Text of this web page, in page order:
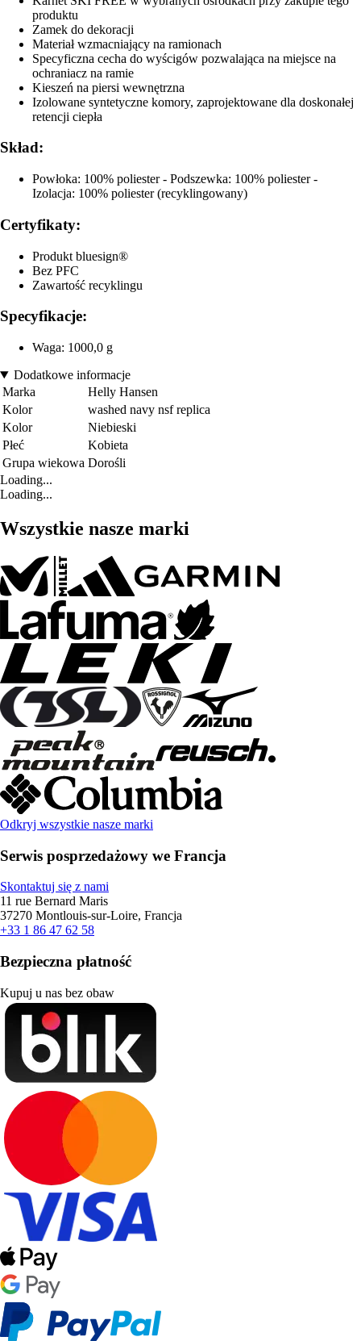
produktu
Zamek do dekoracji
Materiał wzmacniający na ramionach
Specyficzna cecha do wyścigów pozwalająca na miejsce na
ochraniacz na ramie
Kieszeń na piersi wewnętrzna
Izolowane syntetyczne komory, zaprojektowane dla doskonałej
retencji ciepła
Skład:
Powłoka: 100% poliester - Podszewka: 100% poliester -
Izolacja: 100% poliester (recyklingowany)
Certyfikaty:
Produkt bluesign®
Bez PFC
Zawartość recyklingu
Specyfikacje:
Waga: 1000,0 g
Dodatkowe informacje
Marka
Helly Hansen
Kolor
washed navy nsf replica
Kolor
Niebieski
Płeć
Kobieta
Grupa wiekowa Dorośli
Loading...
Loading...
Wszystkie nasze marki
Odkryj wszystkie nasze marki
Serwis posprzedażowy we Francja
Skontaktuj się z nami
11 rue Bernard Maris
37270 Montlouis-sur-Loire, Francja
+33 1 86 47 62 58
Bezpieczna płatność
Kupuj u nas bez obaw